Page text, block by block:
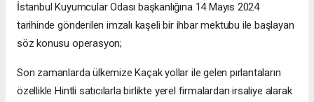
İstanbul Kuyumcular Odası başkanlığına 14 Mayıs 2024
tarihinde gönderilen imzalı kaşeli bir ihbar mektubu ile başlayan
söz konusu operasyon;
Son zamanlarda ülkemize Kaçak yollar ile gelen pırlantaların
özellikle Hintli satıcılarla birlikte yerel firmalardan irsaliye alarak